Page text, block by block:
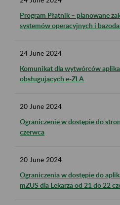
Program Płatnik – planowane
systemów operacyjnych i
24 June 2024
Komunikat dla wytwórców
obsługujących e-ZLA
20 June 2024
Ograniczenie w dostępie do
czerwca
20 June 2024
Ograniczenia w dostępie do
mZUS dla Lekarza od 21 do 22